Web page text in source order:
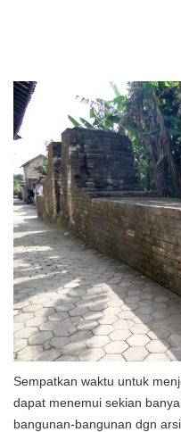
Sempatkan waktu untuk
dapat menemui sekian
bangunan-bangunan dgn